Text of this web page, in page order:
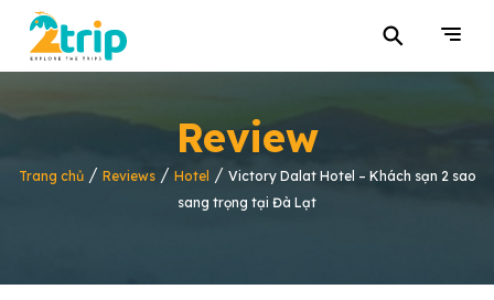
⚲
Review
Trang chủ/ Reviews/ Hotel / Victory Dalat Hotel – Khách sạn 2 sao
sang trọng tại Đà Lạt